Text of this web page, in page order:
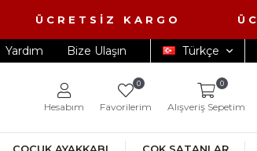
KARGO
Yardım Bize Ulaşın Türkçe
Hesabım Favorilerim
0
Alışveriş Sepetim
0